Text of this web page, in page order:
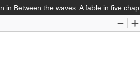
in Between the waves: A fable in five